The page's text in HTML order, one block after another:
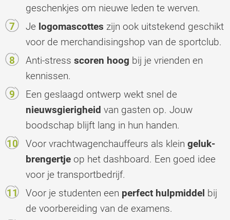
geschenkjes om nieuwe leden te werven.
Je logomascottes zijn ook uitstekend geschikt
voor de merchandisingshop van de sportclub.
Anti-stress scoren hoog bij je vrienden en
kennissen.
Een geslaagd ontwerp wekt snel de
nieuwsgierigheid van gasten op. Jouw
boodschap blijft lang in hun handen.
Voor vrachtwagenchauffeurs als klein geluk-
brengertje op het dashboard. Een goed idee
voor je transportbedrijf.
Voor je studenten een perfect hulpmiddel bij
de voorbereiding van de examens.